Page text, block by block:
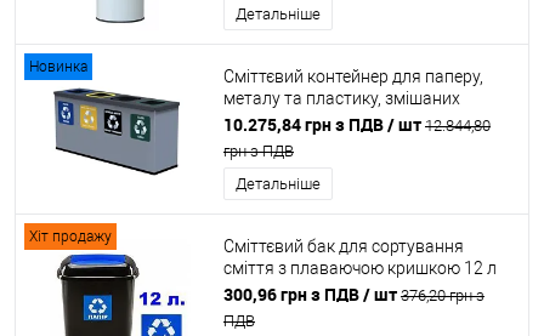
Детальніше
Новинка
Сміттєвий контейнер для паперу,
металу та пластику, змішаних
відходів та скла - 4х12 літрів ALDA
EKO STATION MINI
10.275,84 грн з ПДВ/ шт 12.844,80
грн з ПДВ
Детальніше
Хіт продажу
Сміттєвий бак для сортування
сміття з плаваючою кришкою 12 л
QUATRO BIN PAPER
300,96 грн з ПДВ/ шт 376,20 грн з
ПДВ